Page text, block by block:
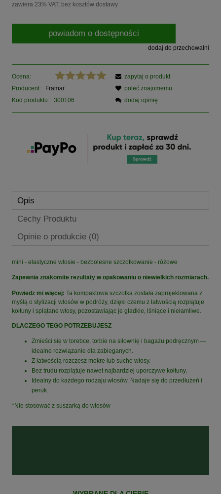
zawiera 23% VAT, bez kosztów dostawy
powiadom o dostępności
dodaj do przechowalni
Ocena:
Producent:
Framar
Kod produktu:
300106
zapytaj o produkt
poleć znajomemu
dodaj opinię
Opis
Cechy Produktu
Opinie o produkcie (0)
mini - elastyczne włosie - bezbolesne szczotkowanie - różowe
Zapewnia znakomite rezultaty w opakowaniu o niewielkich rozmiarach.
Powiedz mi więcej: Ta kompaktowa szczotka została zaprojektowana z
myślą o stylizacji włosów w podróży, dzięki czemu z łatwością rozplątuje
kołtuny i splątane włosy, pozostawiając je gładkie, lśniące i niełamliwe.
DLACZEGO TEGO POTRZEBUJESZ
Zmieści się w torebce, torbie na siłownię i bagażu podręcznym —
idealne rozwiązanie dla zabieganych.
Z łatwością rozczesz mokre lub suche włosy.
Bez trudu rozplątuje nawet najbardziej uporczywe kołtuny.
Idealny do każdego rodzaju włosów. Nadaje się do przedłużeń i
peruk.
*Nie stosować z suszarką do włosów